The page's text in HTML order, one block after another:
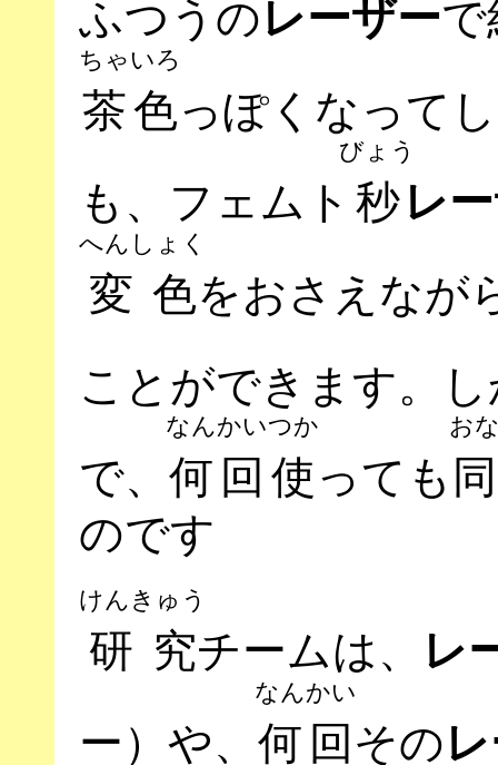
ふつうのレーザーで
茶
ちゃ
色
いろ
っぽくなって
も、フェムト 秒
びょう
レ
変色
へんしょく
をおさえなが
ことができます。
で、何回
なんかい
使
つか
っても同
お
のです
研究
けんきゅう
チームは、 レ
ー）や、何回
なんかい
その